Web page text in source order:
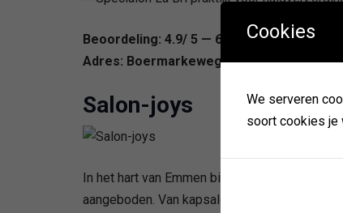
Beoordeling: 4.9/ 5 — 61
Adres: Boermarkeweg 50L1, 7824 AA
Salon-joys
In het hart van Emmen biedt Beautysalon
aangeboden. Van kapsalon diensten tot
Cookies
We serveren
soort cookies je